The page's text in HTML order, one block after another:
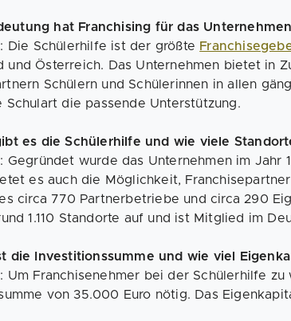
hat Franchising für das
Die Schülerhilfe ist der größte
und Österreich. Das Unternehmen bietet in
Schülern und Schülerinnen in allen
Schulart die passende Unterstützung.
es die Schülerhilfe und wie viele
Gegründet wurde das Unternehmen im Jahr
es auch die Möglichkeit,
circa 770 Partnerbetriebe und circa 290
1.110 Standorte auf und ist Mitglied im
die Investitionssumme und wie viel
Um Franchisenehmer bei der Schülerhilfe zu
von 35.000 Euro nötig. Das